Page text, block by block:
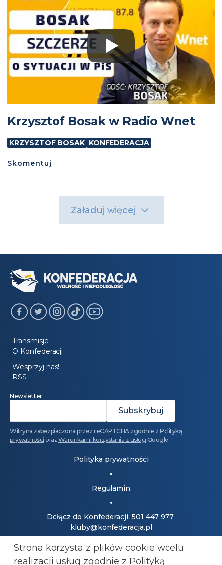
Krzysztof Bosak w Radio Wnet
KRZYSZTOF BOSAK KONFEDERACJA
Skomentuj
Załaduj więcej
Transmisje
O Konfederacji
Wesprzyj nas!
RSS
Newsletter
Witryna zabezpieczona przez reCAPTCHA zgodnie z Polityką
prywatności oraz Warunkami korzystania z usług Google.
Polityka prywatności
Regulamin
Dołącz do Konfederacji: 501 447 977
kluby@konfederacja.pl
Kontakt dla mediów: 690 868 101
Strona korzysta z plików cookie wcelu
realizacji usług zgodnie z Polityką